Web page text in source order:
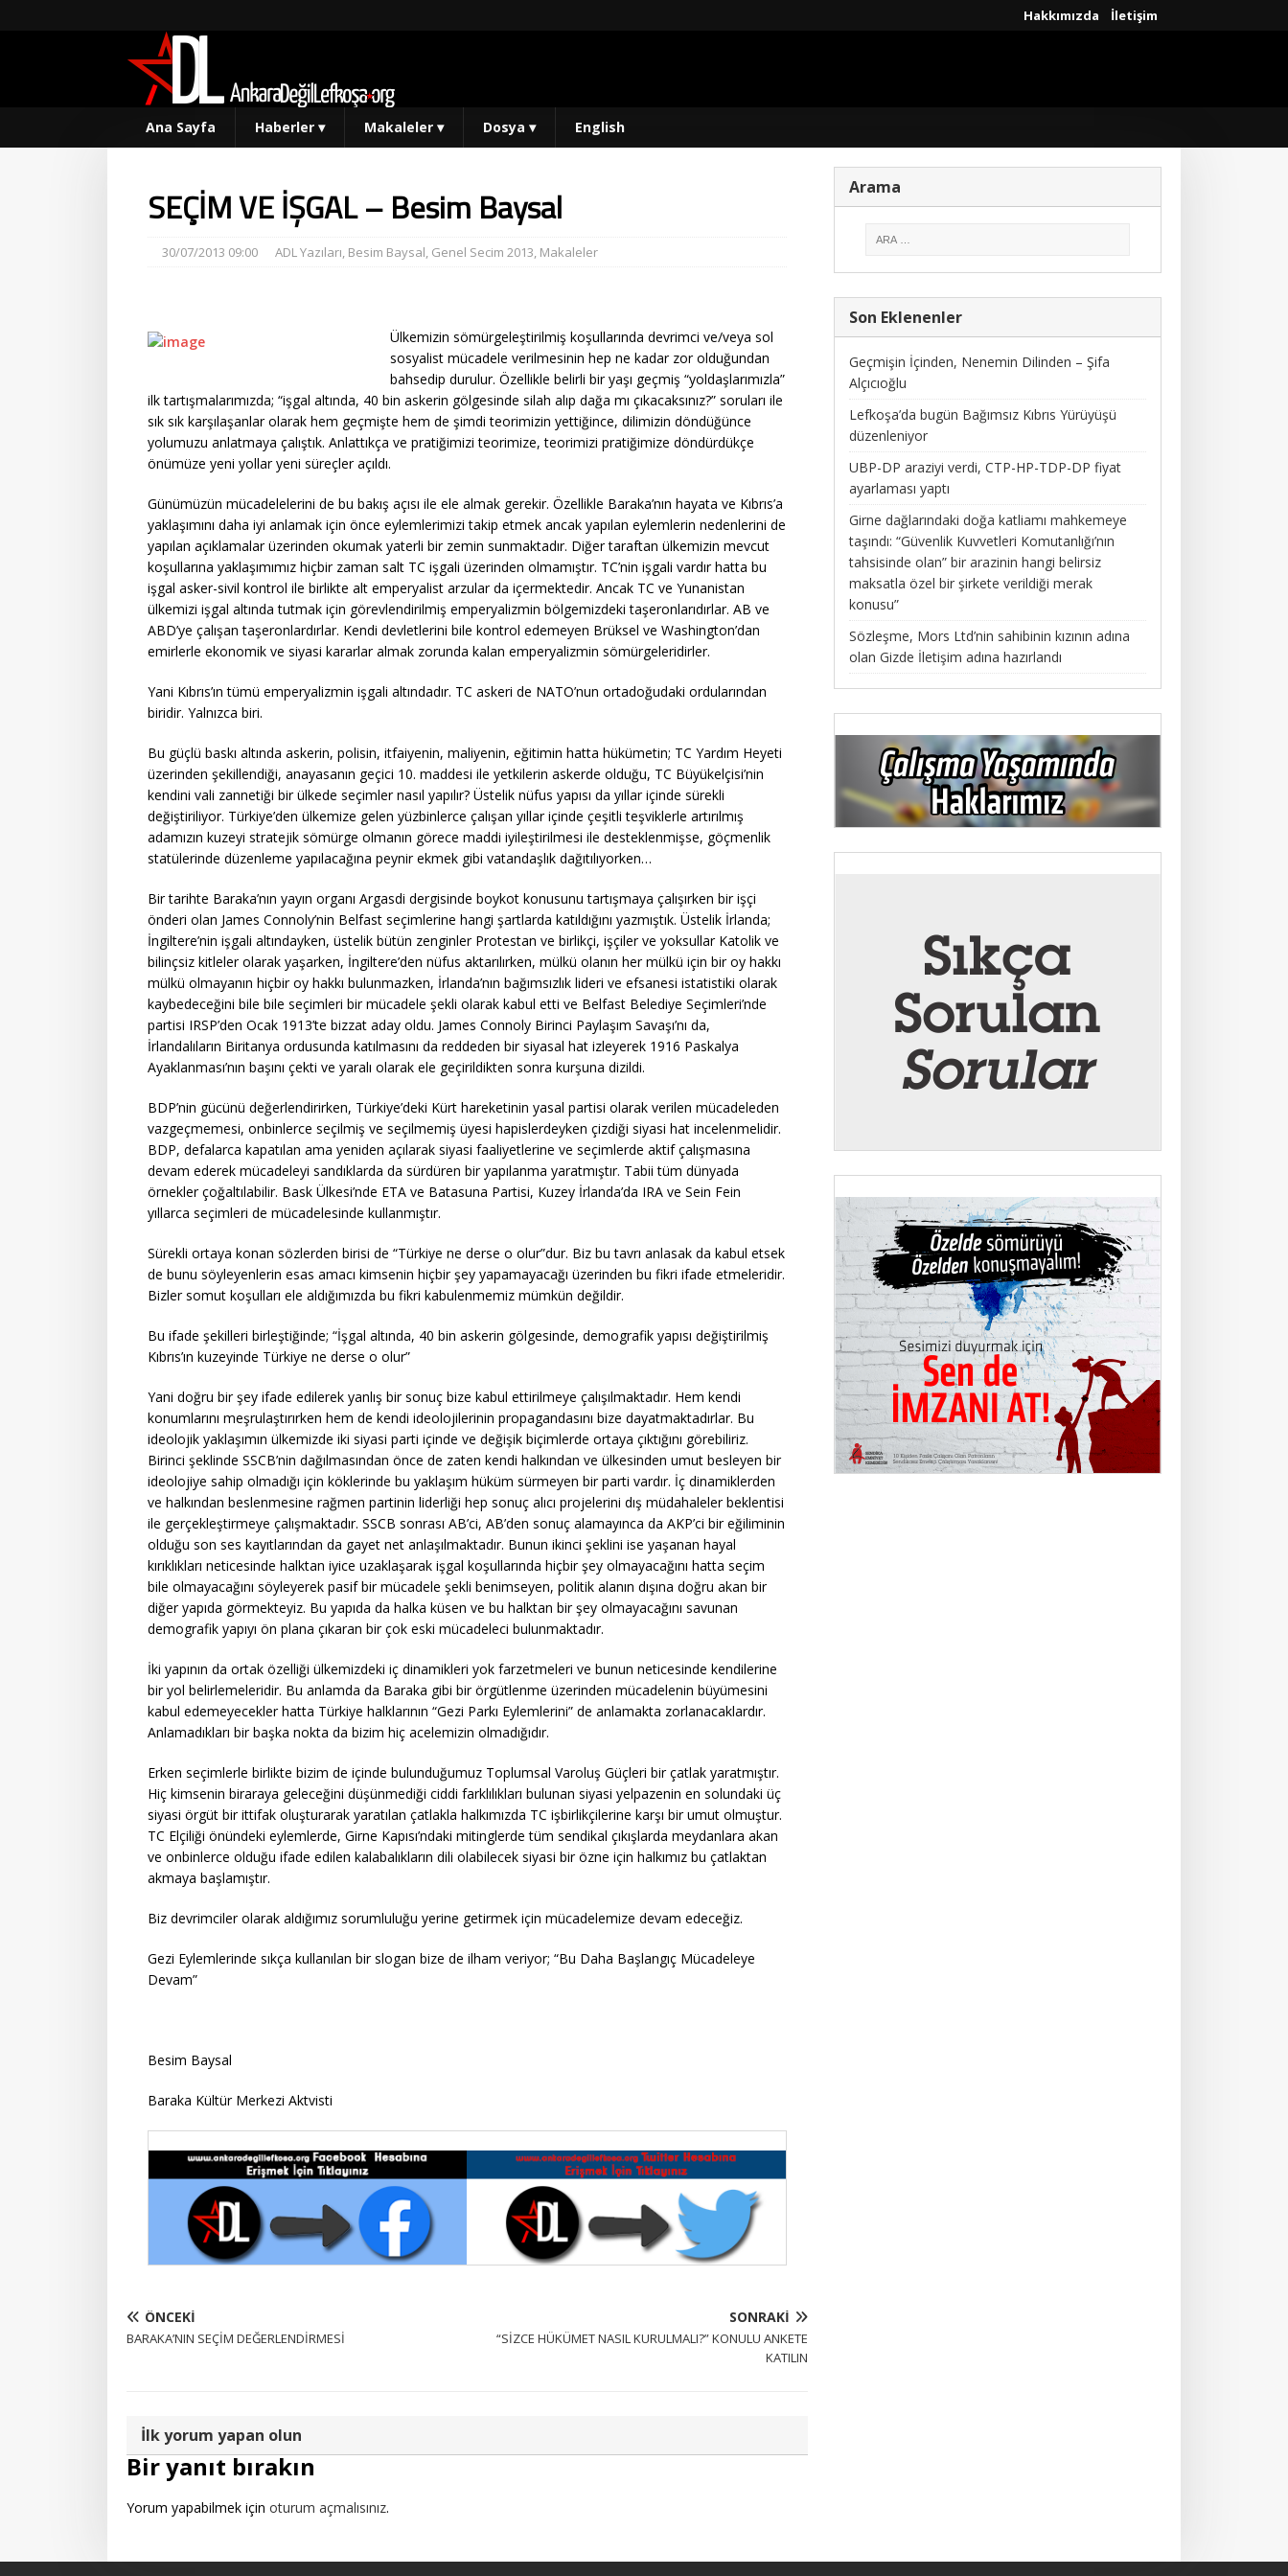
Hakkımızda İletişim
Ana Sayfa Haberler ▾ Makaleler ▾ Dosya ▾ English
SEÇİM VE İŞGAL – Besim Baysal
30/07/2013 09:00 ADL Yazıları, Besim Baysal, Genel Secim 2013, Makaleler
Ülkemizin sömürgeleştirilmiş koşullarında devrimci ve/veya sol
sosyalist mücadele verilmesinin hep ne kadar zor olduğundan
bahsedip durulur. Özellikle belirli bir yaşı geçmiş “yoldaşlarımızla”
ilk tartışmalarımızda; “işgal altında, 40 bin askerin gölgesinde silah alıp dağa mı çıkacaksınız?” soruları ile
sık sık karşılaşanlar olarak hem geçmişte hem de şimdi teorimizin yettiğince, dilimizin döndüğünce
yolumuzu anlatmaya çalıştık. Anlattıkça ve pratiğimizi teorimize, teorimizi pratiğimize döndürdükçe
önümüze yeni yollar yeni süreçler açıldı.
Günümüzün mücadelelerini de bu bakış açısı ile ele almak gerekir. Özellikle Baraka’nın hayata ve Kıbrıs’a
yaklaşımını daha iyi anlamak için önce eylemlerimizi takip etmek ancak yapılan eylemlerin nedenlerini de
yapılan açıklamalar üzerinden okumak yaterli bir zemin sunmaktadır. Diğer taraftan ülkemizin mevcut
koşullarına yaklaşımımız hiçbir zaman salt TC işgali üzerinden olmamıştır. TC’nin işgali vardır hatta bu
işgal asker-sivil kontrol ile birlikte alt emperyalist arzular da içermektedir. Ancak TC ve Yunanistan
ülkemizi işgal altında tutmak için görevlendirilmiş emperyalizmin bölgemizdeki taşeronlarıdırlar. AB ve
ABD’ye çalışan taşeronlardırlar. Kendi devletlerini bile kontrol edemeyen Brüksel ve Washington’dan
emirlerle ekonomik ve siyasi kararlar almak zorunda kalan emperyalizmin sömürgeleridirler.
Yani Kıbrıs’ın tümü emperyalizmin işgali altındadır. TC askeri de NATO’nun ortadoğudaki ordularından
biridir. Yalnızca biri.
Bu güçlü baskı altında askerin, polisin, itfaiyenin, maliyenin, eğitimin hatta hükümetin; TC Yardım Heyeti
üzerinden şekillendiği, anayasanın geçici 10. maddesi ile yetkilerin askerde olduğu, TC Büyükelçisi’nin
kendini vali zannetiği bir ülkede seçimler nasıl yapılır? Üstelik nüfus yapısı da yıllar içinde sürekli
değiştiriliyor. Türkiye’den ülkemize gelen yüzbinlerce çalışan yıllar içinde çeşitli teşviklerle artırılmış
adamızın kuzeyi stratejik sömürge olmanın görece maddi iyileştirilmesi ile desteklenmişse, göçmenlik
statülerinde düzenleme yapılacağına peynir ekmek gibi vatandaşlık dağıtılıyorken…
Bir tarihte Baraka’nın yayın organı Argasdi dergisinde boykot konusunu tartışmaya çalışırken bir işçi
önderi olan James Connoly’nin Belfast seçimlerine hangi şartlarda katıldığını yazmıştık. Üstelik İrlanda;
İngiltere’nin işgali altındayken, üstelik bütün zenginler Protestan ve birlikçi, işçiler ve yoksullar Katolik ve
bilinçsiz kitleler olarak yaşarken, İngiltere’den nüfus aktarılırken, mülkü olanın her mülkü için bir oy hakkı
mülkü olmayanın hiçbir oy hakkı bulunmazken, İrlanda’nın bağımsızlık lideri ve efsanesi istatistiki olarak
kaybedeceğini bile bile seçimleri bir mücadele şekli olarak kabul etti ve Belfast Belediye Seçimleri’nde
partisi IRSP’den Ocak 1913’te bizzat aday oldu. James Connoly Birinci Paylaşım Savaşı’nı da,
İrlandalıların Biritanya ordusunda katılmasını da reddeden bir siyasal hat izleyerek 1916 Paskalya
Ayaklanması’nın başını çekti ve yaralı olarak ele geçirildikten sonra kurşuna dizildi.
BDP’nin gücünü değerlendirirken, Türkiye’deki Kürt hareketinin yasal partisi olarak verilen mücadeleden
vazgeçmemesi, onbinlerce seçilmiş ve seçilmemiş üyesi hapislerdeyken çizdiği siyasi hat incelenmelidir.
BDP, defalarca kapatılan ama yeniden açılarak siyasi faaliyetlerine ve seçimlerde aktif çalışmasına
devam ederek mücadeleyi sandıklarda da sürdüren bir yapılanma yaratmıştır. Tabii tüm dünyada
örnekler çoğaltılabilir. Bask Ülkesi’nde ETA ve Batasuna Partisi, Kuzey İrlanda’da IRA ve Sein Fein
yıllarca seçimleri de mücadelesinde kullanmıştır.
Sürekli ortaya konan sözlerden birisi de “Türkiye ne derse o olur”dur. Biz bu tavrı anlasak da kabul etsek
de bunu söyleyenlerin esas amacı kimsenin hiçbir şey yapamayacağı üzerinden bu fikri ifade etmeleridir.
Bizler somut koşulları ele aldığımızda bu fikri kabulenmemiz mümkün değildir.
Bu ifade şekilleri birleştiğinde; “İşgal altında, 40 bin askerin gölgesinde, demografik yapısı değiştirilmiş
Kıbrıs’ın kuzeyinde Türkiye ne derse o olur”
Yani doğru bir şey ifade edilerek yanlış bir sonuç bize kabul ettirilmeye çalışılmaktadır. Hem kendi
konumlarını meşrulaştırırken hem de kendi ideolojilerinin propagandasını bize dayatmaktadırlar. Bu
ideolojik yaklaşımın ülkemizde iki siyasi parti içinde ve değişik biçimlerde ortaya çıktığını görebiliriz.
Birinci şeklinde SSCB’nin dağılmasından önce de zaten kendi halkından ve ülkesinden umut besleyen bir
ideolojiye sahip olmadığı için köklerinde bu yaklaşım hüküm sürmeyen bir parti vardır. İç dinamiklerden
ve halkından beslenmesine rağmen partinin liderliği hep sonuç alıcı projelerini dış müdahaleler beklentisi
ile gerçekleştirmeye çalışmaktadır. SSCB sonrası AB’ci, AB’den sonuç alamayınca da AKP’ci bir eğiliminin
olduğu son ses kayıtlarından da gayet net anlaşılmaktadır. Bunun ikinci şeklini ise yaşanan hayal
kırıklıkları neticesinde halktan iyice uzaklaşarak işgal koşullarında hiçbir şey olmayacağını hatta seçim
bile olmayacağını söyleyerek pasif bir mücadele şekli benimseyen, politik alanın dışına doğru akan bir
diğer yapıda görmekteyiz. Bu yapıda da halka küsen ve bu halktan bir şey olmayacağını savunan
demografik yapıyı ön plana çıkaran bir çok eski mücadeleci bulunmaktadır.
İki yapının da ortak özelliği ülkemizdeki iç dinamikleri yok farzetmeleri ve bunun neticesinde kendilerine
bir yol belirlemeleridir. Bu anlamda da Baraka gibi bir örgütlenme üzerinden mücadelenin büyümesini
kabul edemeyecekler hatta Türkiye halklarının “Gezi Parkı Eylemlerini” de anlamakta zorlanacaklardır.
Anlamadıkları bir başka nokta da bizim hiç acelemizin olmadığıdır.
Erken seçimlerle birlikte bizim de içinde bulunduğumuz Toplumsal Varoluş Güçleri bir çatlak yaratmıştır.
Hiç kimsenin biraraya geleceğini düşünmediği ciddi farklılıkları bulunan siyasi yelpazenin en solundaki üç
siyasi örgüt bir ittifak oluşturarak yaratılan çatlakla halkımızda TC işbirlikçilerine karşı bir umut olmuştur.
TC Elçiliği önündeki eylemlerde, Girne Kapısı’ndaki mitinglerde tüm sendikal çıkışlarda meydanlara akan
ve onbinlerce olduğu ifade edilen kalabalıkların dili olabilecek siyasi bir özne için halkımız bu çatlaktan
akmaya başlamıştır.
Biz devrimciler olarak aldığımız sorumluluğu yerine getirmek için mücadelemize devam edeceğiz.
Gezi Eylemlerinde sıkça kullanılan bir slogan bize de ilham veriyor; “Bu Daha Başlangıç Mücadeleye
Devam”
Besim Baysal
Baraka Kültür Merkezi Aktvisti
ÖNCEKI
BARAKA’NIN SEÇİM DEĞERLENDİRMESİ
SONRAKI
“SİZCE HÜKÜMET NASIL KURULMALI?” KONULU ANKETE
KATILIN
İlk yorum yapan olun
Bir yanıt bırakın
Yorum yapabilmek için oturum açmalısınız.
Arama
Son Eklenenler
Geçmişin İçinden, Nenemin Dilinden – Şifa
Alçıcıoğlu
Lefkoşa’da bugün Bağımsız Kıbrıs Yürüyüşü
düzenleniyor
UBP-DP araziyi verdi, CTP-HP-TDP-DP fiyat
ayarlaması yaptı
Girne dağlarındaki doğa katliamı mahkemeye
taşındı: “Güvenlik Kuvvetleri Komutanlığı’nın
tahsisinde olan” bir arazinin hangi belirsiz
maksatla özel bir şirkete verildiği merak
konusu”
Sözleşme, Mors Ltd’nin sahibinin kızının adına
olan Gizde İletişim adına hazırlandı